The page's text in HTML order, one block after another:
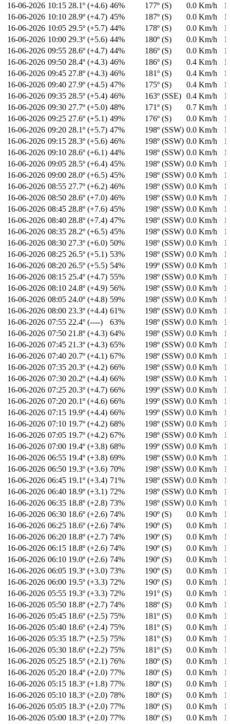
16-06-2026 10:15 28.1º (+4.6) 46% 177º (S) 0.0 Km/h
16-06-2026 10:10 28.9º (+4.7) 45% 187º (S) 0.0 Km/h
16-06-2026 10:05 29.5º (+5.7) 44% 178º (S) 0.0 Km/h
16-06-2026 10:00 29.3º (+5.6) 44% 180º (S) 0.0 Km/h
16-06-2026 09:55 28.6º (+4.7) 44% 186º (S) 0.0 Km/h
16-06-2026 09:50 28.4º (+4.3) 46% 186º (S) 0.4 Km/h
16-06-2026 09:45 27.8º (+4.3) 46% 181º (S) 0.4 Km/h
16-06-2026 09:40 27.9º (+4.5) 47% 175º (S) 0.4 Km/h
16-06-2026 09:35 28.5º (+5.4) 46% 163º (SSE) 0.4 Km/h
16-06-2026 09:30 27.7º (+5.0) 48% 171º (S) 0.7 Km/h
16-06-2026 09:25 27.6º (+5.1) 49% 176º (S) 0.0 Km/h
16-06-2026 09:20 28.1º (+5.7) 47% 198º (SSW) 0.0 Km/h
16-06-2026 09:15 28.3º (+5.6) 46% 198º (SSW) 0.0 Km/h
16-06-2026 09:10 28.6º (+6.1) 44% 198º (SSW) 0.0 Km/h
16-06-2026 09:05 28.5º (+6.4) 45% 198º (SSW) 0.0 Km/h
16-06-2026 09:00 28.0º (+6.5) 45% 198º (SSW) 0.0 Km/h
16-06-2026 08:55 27.7º (+6.2) 46% 198º (SSW) 0.0 Km/h
16-06-2026 08:50 28.6º (+7.0) 46% 198º (SSW) 0.0 Km/h
16-06-2026 08:45 28.8º (+7.6) 45% 198º (SSW) 0.0 Km/h
16-06-2026 08:40 28.8º (+7.4) 47% 198º (SSW) 0.0 Km/h
16-06-2026 08:35 28.2º (+6.5) 45% 198º (SSW) 0.0 Km/h
16-06-2026 08:30 27.3º (+6.0) 50% 198º (SSW) 0.0 Km/h
16-06-2026 08:25 26.5º (+5.1) 53% 198º (SSW) 0.0 Km/h
16-06-2026 08:20 26.5º (+5.5) 54% 199º (SSW) 0.0 Km/h
16-06-2026 08:15 25.4º (+4.7) 55% 198º (SSW) 0.0 Km/h
16-06-2026 08:10 24.8º (+4.9) 56% 198º (SSW) 0.0 Km/h
16-06-2026 08:05 24.0º (+4.8) 59% 198º (SSW) 0.0 Km/h
16-06-2026 08:00 23.3º (+4.4) 61% 198º (SSW) 0.0 Km/h
16-06-2026 07:55 22.4º (----) 63% 198º (SSW) 0.0 Km/h
16-06-2026 07:50 21.8º (+4.3) 64% 198º (SSW) 0.0 Km/h
16-06-2026 07:45 21.3º (+4.3) 65% 198º (SSW) 0.0 Km/h
16-06-2026 07:40 20.7º (+4.1) 67% 198º (SSW) 0.0 Km/h
16-06-2026 07:35 20.3º (+4.2) 66% 198º (SSW) 0.0 Km/h
16-06-2026 07:30 20.2º (+4.4) 66% 198º (SSW) 0.0 Km/h
16-06-2026 07:25 20.3º (+4.7) 66% 199º (SSW) 0.0 Km/h
16-06-2026 07:20 20.1º (+4.6) 66% 199º (SSW) 0.0 Km/h
16-06-2026 07:15 19.9º (+4.4) 66% 199º (SSW) 0.0 Km/h
16-06-2026 07:10 19.7º (+4.2) 68% 198º (SSW) 0.0 Km/h
16-06-2026 07:05 19.7º (+4.2) 67% 198º (SSW) 0.0 Km/h
16-06-2026 07:00 19.4º (+3.8) 68% 199º (SSW) 0.0 Km/h
16-06-2026 06:55 19.4º (+3.8) 69% 198º (SSW) 0.0 Km/h
16-06-2026 06:50 19.3º (+3.6) 70% 198º (SSW) 0.0 Km/h
16-06-2026 06:45 19.1º (+3.4) 71% 198º (SSW) 0.0 Km/h
16-06-2026 06:40 18.9º (+3.1) 72% 198º (SSW) 0.0 Km/h
16-06-2026 06:35 18.8º (+2.8) 73% 198º (SSW) 0.0 Km/h
16-06-2026 06:30 18.6º (+2.6) 74% 190º (S) 0.0 Km/h
16-06-2026 06:25 18.6º (+2.6) 74% 190º (S) 0.0 Km/h
16-06-2026 06:20 18.8º (+2.7) 74% 190º (S) 0.0 Km/h
16-06-2026 06:15 18.8º (+2.6) 74% 190º (S) 0.0 Km/h
16-06-2026 06:10 19.0º (+2.6) 74% 190º (S) 0.0 Km/h
16-06-2026 06:05 19.3º (+3.0) 73% 190º (S) 0.0 Km/h
16-06-2026 06:00 19.5º (+3.3) 72% 190º (S) 0.0 Km/h
16-06-2026 05:55 19.3º (+3.3) 72% 191º (S) 0.0 Km/h
16-06-2026 05:50 18.8º (+2.7) 74% 188º (S) 0.0 Km/h
16-06-2026 05:45 18.6º (+2.5) 75% 181º (S) 0.0 Km/h
16-06-2026 05:40 18.6º (+2.4) 75% 181º (S) 0.0 Km/h
16-06-2026 05:35 18.7º (+2.5) 75% 181º (S) 0.0 Km/h
16-06-2026 05:30 18.6º (+2.2) 75% 181º (S) 0.0 Km/h
16-06-2026 05:25 18.5º (+2.1) 76% 180º (S) 0.0 Km/h
16-06-2026 05:20 18.4º (+2.0) 77% 180º (S) 0.0 Km/h
16-06-2026 05:15 18.3º (+1.8) 77% 180º (S) 0.0 Km/h
16-06-2026 05:10 18.3º (+2.0) 78% 180º (S) 0.0 Km/h
16-06-2026 05:05 18.3º (+2.0) 77% 180º (S) 0.0 Km/h
16-06-2026 05:00 18.3º (+2.0) 77% 180º (S) 0.0 Km/h